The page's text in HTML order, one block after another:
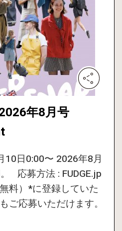
年8月号
10日0:00〜 2026年8月
応募方法 : FUDGE.jp
料）*に登録していた
ご応募いただけます。